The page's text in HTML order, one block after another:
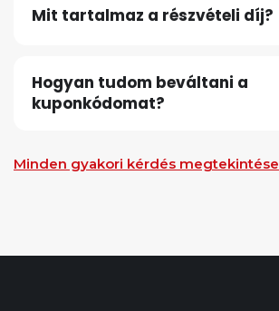
Mit tartalmaz a részvételi díj?
Hogyan tudom beváltani a
kuponkódomat?
Minden gyakori kérdés megtekintése